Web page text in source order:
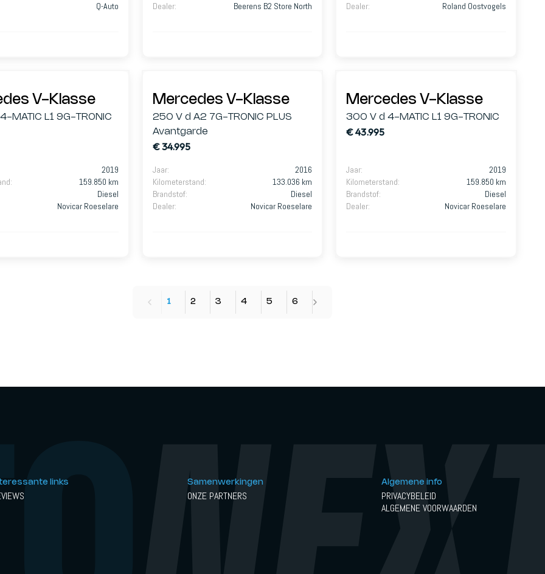
Q-Auto
Dealer: Beerens B2 Store North
Dealer: Roland Oostvogels
V-Klasse
MATIC L1 9G-TRONIC
2019
:
159.850 km
Diesel
Novicar Roeselare
Mercedes V-Klasse
250 V d A2 7G-TRONIC PLUS
Avantgarde
€ 34.995
Jaar:
2016
Kilometerstand:
133.036 km
Brandstof:
Diesel
Dealer: Novicar Roeselare
Mercedes V-Klasse
300 V d 4-MATIC L1 9G-TRONIC
€ 43.995
Jaar:
2019
Kilometerstand:
159.850 km
Brandstof:
Diesel
Dealer: Novicar Roeselare
1 2 3 4 5 6
links Samenwerkingen
ONZE PARTNERS
Algemene info
PRIVACYBELEID
ALGEMENE VOORWAARDEN